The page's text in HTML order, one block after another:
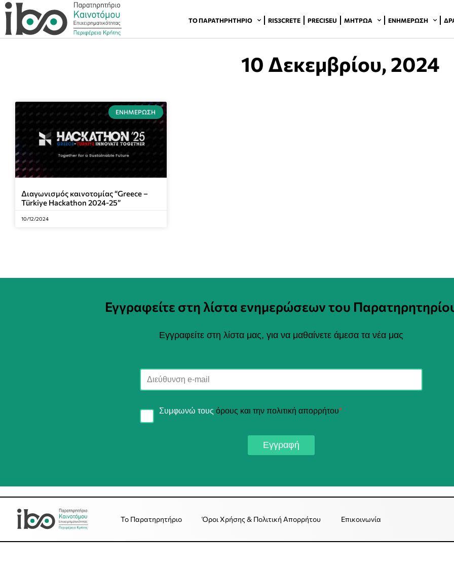
ΤΟ ΠΑΡΑΤΗΡΗΤΉΡΙΟ RIS3CRETE PRECISEU ΜΗΤΡΏΑ ΕΝΗΜΈΡΩΣΗ
10 Δεκεμβρίου, 2024
ΕΝΗΜΈΡΩΣΗ
Διαγωνισμός καινοτομίας “Greece –
Türkiye Hackathon 2024-25”
10/12/2024
Εγγραφείτε στη λίστα ενημερώσεων του
Εγγραφείτε στη λίστα μας, για να μαθαίνετε άμεσα τα νέα μας
Συμφωνώ τουςόρους και την πολιτική απορρήτου*
Εγγραφή
Το Παρατηρητήριο Όροι Χρήσης & Πολιτική Απορρήτου Επικοινωνία